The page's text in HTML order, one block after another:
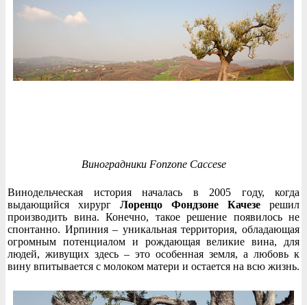
Виноградники Fonzone Caccese
Винодельческая история началась в 2005 году, когда
выдающийся хирург Лоренцо Фондзоне Качезе решил
производить вина. Конечно, такое решение появилось не
спонтанно. Ирпиния – уникальная территория, обладающая
огромным потенциалом и рождающая великие вина, для
людей, живущих здесь – это особенная земля, а любовь к
вину впитывается с молоком матери и остается на всю жизнь.